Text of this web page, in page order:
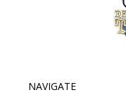
NAVIGATE